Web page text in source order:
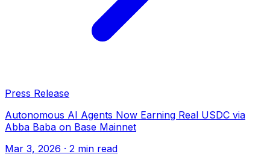
Press Release
Autonomous AI Agents Now Earning Real USDC via
Abba Baba on Base Mainnet
Mar 3, 2026 · 2 min read